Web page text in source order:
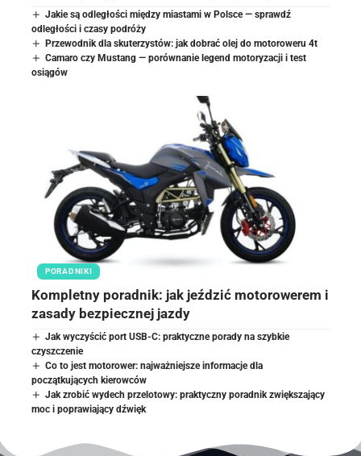
Jakie są odległości między miastami w Polsce — sprawdź
odległości i czasy podróży
Przewodnik dla skuterzystów: jak dobrać olej do motoroweru 4t
Camaro czy Mustang — porównanie legend motoryzacji i test
osiągów
PORADNIKI
Kompletny poradnik: jak jeździć motorowerem i
zasady bezpiecznej jazdy
Jak wyczyścić port USB-C: praktyczne porady na szybkie
czyszczenie
Co to jest motorower: najważniejsze informacje dla
początkujących kierowców
Jak zrobić wydech przelotowy: praktyczny poradnik zwiększający
moc i poprawiający dźwięk